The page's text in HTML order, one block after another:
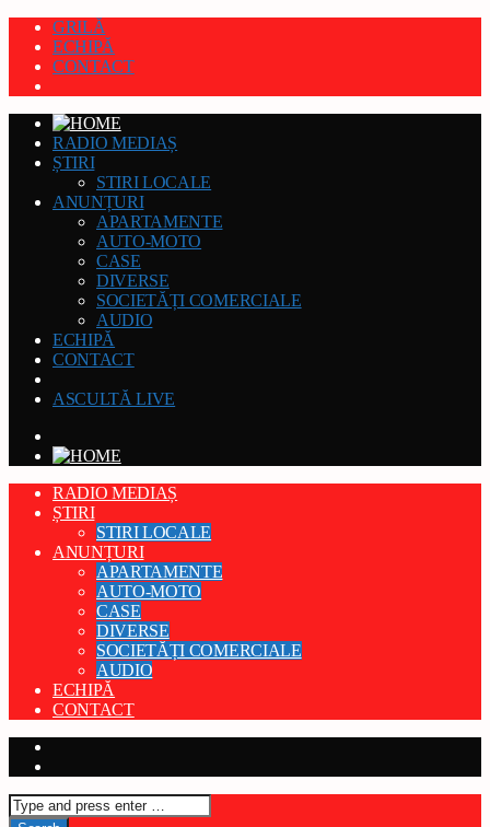
GRILĂ
ECHIPĂ
CONTACT
RADIO MEDIAȘ
ȘTIRI
STIRI LOCALE
ANUNȚURI
APARTAMENTE
AUTO-MOTO
CASE
DIVERSE
SOCIETĂȚI COMERCIALE
AUDIO
ECHIPĂ
CONTACT
ASCULTĂ LIVE
RADIO MEDIAȘ
ȘTIRI
STIRI LOCALE
ANUNȚURI
APARTAMENTE
AUTO-MOTO
CASE
DIVERSE
SOCIETĂȚI COMERCIALE
AUDIO
ECHIPĂ
CONTACT